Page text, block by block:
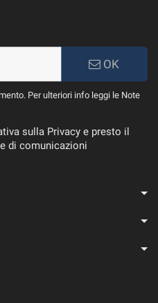
OK
Per ulteriori info leggi le Note
sulla Privacy e presto il
di comunicazioni